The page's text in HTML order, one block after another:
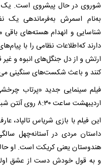
شوروی در حال پیشروی است. یک
به‌نام اسمرش به‌فرماندهی یک
شناسایی و انهدام هسته‌های باقی
دارند که‌اطلاعات نظامی را با
ارتش و از دل جنگل‌های انبوه‌ و
کنند و باعث شکست‌های سنگینی
اردیبهشت ‌ساعت ۸:۳۰ روی آنتن شبکه‌ سه‌ سیما می‌رود.
این فیلم با بازی شریاس تالپاد،
داستان مردی در آستانه‌چهل
هندوستان یعنی کریکت است. او
و به‌ قول خودش دست از عشق